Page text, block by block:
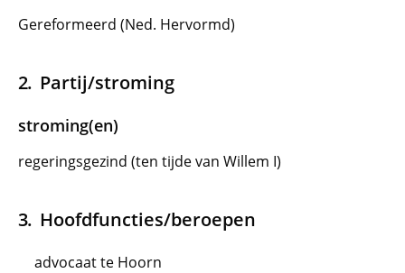
Gereformeerd (Ned. Hervormd)
Partij/stroming
stroming(en)
regeringsgezind (ten tijde van Willem I)
Hoofdfuncties/beroepen
advocaat te Hoorn